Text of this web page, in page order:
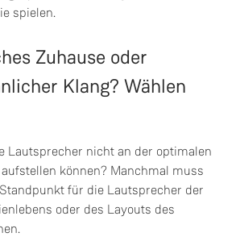
spielen.
Zuhause oder
Klang? Wählen
Lautsprecher nicht an der optimalen
können? Manchmal muss
für die Lautsprecher der
oder des Layouts des